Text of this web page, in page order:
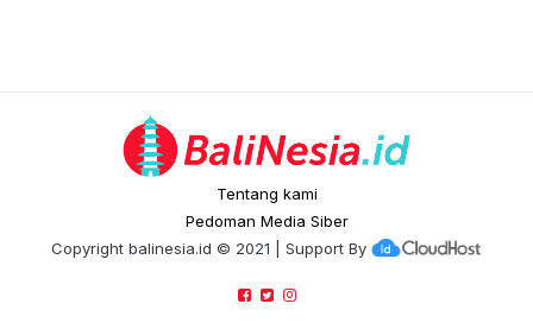
Tentang kami
Pedoman Media Siber
Copyright balinesia.id © 2021 | Support By